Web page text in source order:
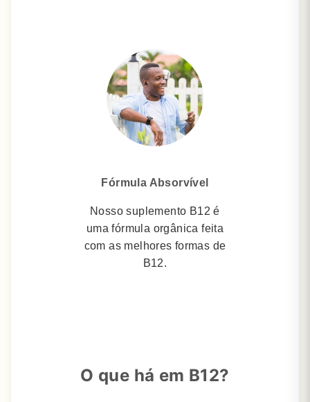
Fórmula Absorvível
Nosso suplemento B12 é
uma fórmula orgânica feita
com as melhores formas de
B12.
O que há em B12?